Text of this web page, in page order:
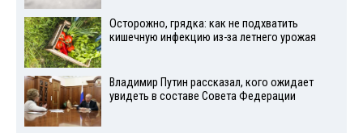
Осторожно, грядка: как не подхватить
кишечную инфекцию из-за летнего урожая
Владимир Путин рассказал, кого ожидает
увидеть в составе Совета Федерации